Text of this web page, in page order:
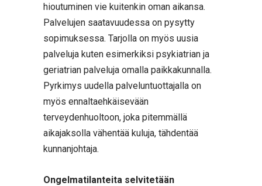
hioutuminen vie kuitenkin oman aikansa.
Palvelujen saatavuudessa on pysytty
sopimuksessa. Tarjolla on myös uusia
palveluja kuten esimerkiksi psykiatrian ja
geriatrian palveluja omalla paikkakunnalla.
Pyrkimys uudella palveluntuottajalla on
myös ennaltaehkäisevään
terveydenhuoltoon, joka pitemmällä
aikajaksolla vähentää kuluja, tähdentää
kunnanjohtaja.
Ongelmatilanteita selvitetään